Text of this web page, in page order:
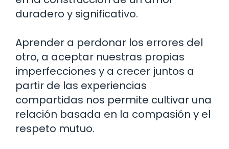
duradero y significativo.
Aprender a perdonar los errores del
otro, a aceptar nuestras propias
imperfecciones y a crecer juntos a
partir de las experiencias
compartidas nos permite cultivar una
relación basada en la compasión y el
respeto mutuo.